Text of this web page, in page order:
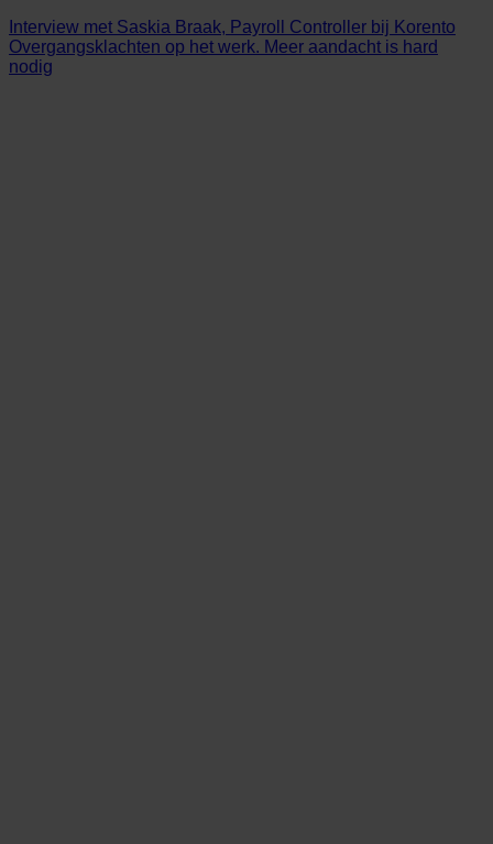
Interview met Saskia Braak, Payroll Controller bij Korento
Overgangsklachten op het werk. Meer aandacht is hard
nodig